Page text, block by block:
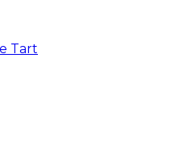
Tart